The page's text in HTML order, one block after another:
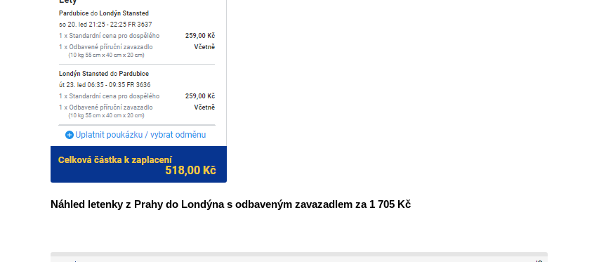
Náhled letenky z Prahy do Londýna s odbaveným zavazadlem za 1 705 Kč